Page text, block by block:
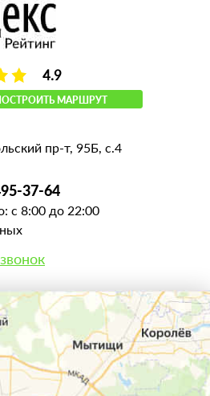
4.9
МАРШРУТ
пр-т, 95Б, с.4
37-64
с 8:00 до 22:00